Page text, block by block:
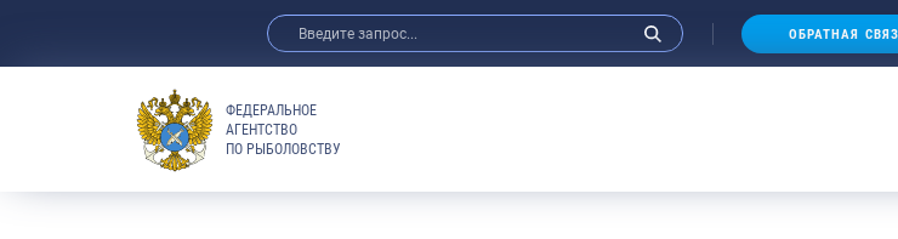
Анонсы
ОБРАТНАЯ
ФЕДЕРАЛЬНОЕ
АГЕНТСТВО
ПО РЫБОЛОВСТВУ